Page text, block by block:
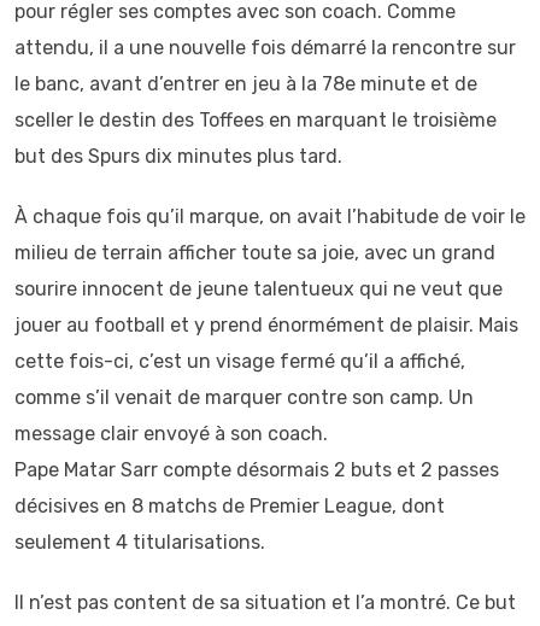
pour régler ses comptes avec son coach. Comme
attendu, il a une nouvelle fois démarré la rencontre sur
le banc, avant d’entrer en jeu à la 78e minute et de
sceller le destin des Toffees en marquant le troisième
but des Spurs dix minutes plus tard.
À chaque fois qu’il marque, on avait l’habitude de voir le
milieu de terrain afficher toute sa joie, avec un grand
sourire innocent de jeune talentueux qui ne veut que
jouer au football et y prend énormément de plaisir. Mais
cette fois-ci, c’est un visage fermé qu’il a affiché,
comme s’il venait de marquer contre son camp. Un
message clair envoyé à son coach.
Pape Matar Sarr compte désormais 2 buts et 2 passes
décisives en 8 matchs de Premier League, dont
seulement 4 titularisations.
Il n’est pas content de sa situation et l’a montré. Ce but